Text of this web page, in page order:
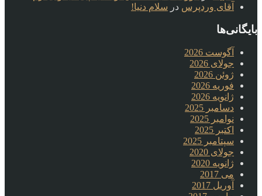
آقای وردپرس در سلام دنیا!
بایگانی‌ها
آگوست 2026
جولای 2026
ژوئن 2026
فوریه 2026
ژانویه 2026
دسامبر 2025
نوامبر 2025
اکتبر 2025
سپتامبر 2025
جولای 2020
ژانویه 2020
می 2017
آوریل 2017